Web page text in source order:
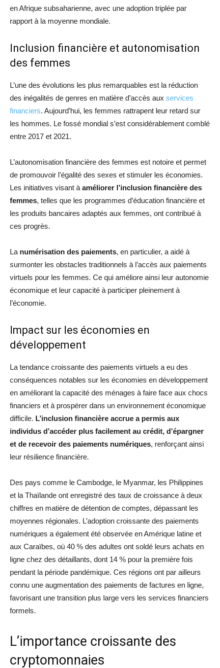
en Afrique subsaharienne, avec une adoption triplée par
rapport à la moyenne mondiale.
Inclusion financière et autonomisation
des femmes
L’une des évolutions les plus remarquables est la réduction
des inégalités de genres en matière d’accès aux services
financiers. Aujourd’hui, les femmes rattrapent leur retard sur
les hommes. Le fossé mondial s’est considérablement comblé
entre 2017 et 2021.
L’autonomisation financière des femmes est notoire et permet
de promouvoir l’égalité des sexes et stimuler les économies.
Les initiatives visant à améliorer l’inclusion financière des
femmes, telles que les programmes d’éducation financière et
les produits bancaires adaptés aux femmes, ont contribué à
ces progrès.
La numérisation des paiements, en particulier, a aidé à
surmonter les obstacles traditionnels à l’accès aux paiements
virtuels pour les femmes. Ce qui améliore ainsi leur autonomie
économique et leur capacité à participer pleinement à
l’économie.
Impact sur les économies en
développement
La tendance croissante des paiements virtuels a eu des
conséquences notables sur les économies en développement
en améliorant la capacité des ménages à faire face aux chocs
financiers et à prospérer dans un environnement économique
difficile. L’inclusion financière accrue a permis aux
individus d’accéder plus facilement au crédit, d’épargner
et de recevoir des paiements numériques, renforçant ainsi
leur résilience financière.
Des pays comme le Cambodge, le Myanmar, les Philippines
et la Thaïlande ont enregistré des taux de croissance à deux
chiffres en matière de détention de comptes, dépassant les
moyennes régionales. L’adoption croissante des paiements
numériques a également été observée en Amérique latine et
aux Caraïbes, où 40 % des adultes ont soldé leurs achats en
ligne chez des détaillants, dont 14 % pour la première fois
pendant la période pandémique. Ces régions ont par ailleurs
connu une augmentation des paiements de factures en ligne,
favorisant une transition plus large vers les services financiers
formels.
L’importance croissante des
cryptomonnaies